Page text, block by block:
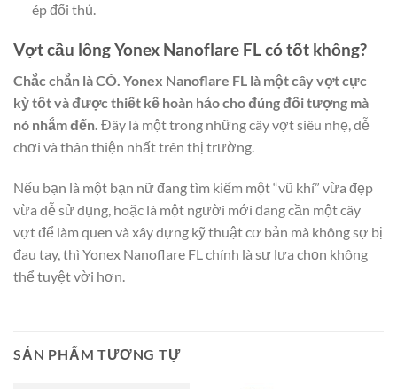
ép đối thủ.
Vợt cầu lông Yonex Nanoflare FL có tốt không?
Chắc chắn là CÓ. Yonex Nanoflare FL là một cây vợt cực
kỳ tốt và được thiết kế hoàn hảo cho đúng đối tượng mà
nó nhắm đến. Đây là một trong những cây vợt siêu nhẹ, dễ
chơi và thân thiện nhất trên thị trường.
Nếu bạn là một bạn nữ đang tìm kiếm một “vũ khí” vừa đẹp
vừa dễ sử dụng, hoặc là một người mới đang cần một cây
vợt để làm quen và xây dựng kỹ thuật cơ bản mà không sợ bị
đau tay, thì Yonex Nanoflare FL chính là sự lựa chọn không
thể tuyệt vời hơn.
SẢN PHẨM TƯƠNG TỰ